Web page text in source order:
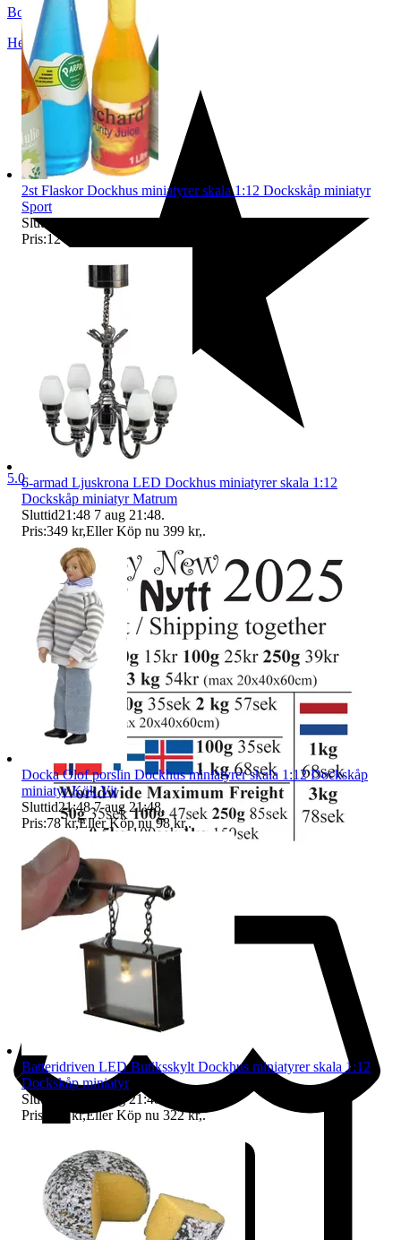
BoutiqueNo9
Helsingborg , Sverige
5.0
2st Flaskor Dockhus miniatyrer skala 1:12 Dockskåp miniatyr
Sport
Sluttid21:48 7 aug 21:48
Pris:12 kr
6-armad Ljuskrona LED Dockhus miniatyrer skala 1:12
Dockskåp miniatyr Matrum
Sluttid21:48 7 aug 21:48.
Pris:349 kr,Eller Köp nu 399 kr,.
Docka Olof porslin Dockhus miniatyrer skala 1:12 Dockskåp
miniatyr Kök Vit
Sluttid21:48 7 aug 21:48.
Pris:78 kr,Eller Köp nu 98 kr,.
Batteridriven LED Butiksskylt Dockhus miniatyrer skala 1:12
Dockskåp miniatyr
Sluttid
7 aug 21:48
Pris:
195 kr,Eller Köp nu 322 kr,.